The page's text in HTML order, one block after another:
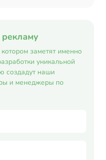
заметят именно
уникальной
создадут наши
и менеджеры по